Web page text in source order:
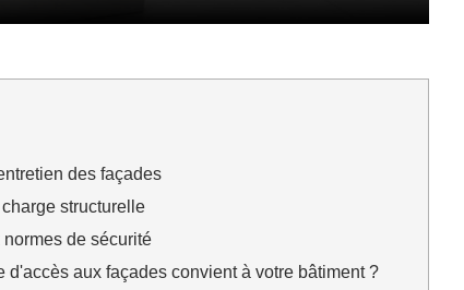
des façades
structurelle
de sécurité
d'accès aux façades convient à votre bâtiment ?